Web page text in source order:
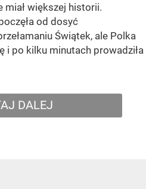
miał większej historii.
od dosyć
Świątek, ale Polka
i po kilku minutach prowadziła
DALEJ